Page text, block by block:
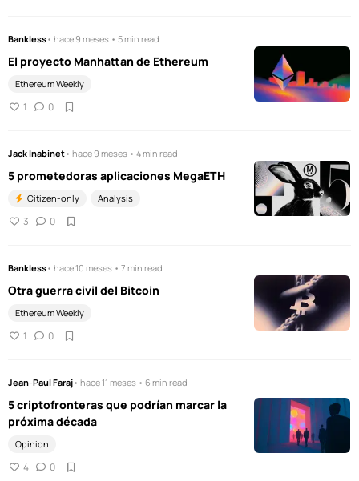
Bankless• hace 9 meses • 5 min read
El proyecto Manhattan de Ethereum
Ethereum Weekly
1 0
Jack Inabinet• hace 9 meses • 4 min read
5 prometedoras aplicaciones MegaETH
Citizen-only Analysis
3 0
Bankless• hace 10 meses • 7 min read
Otra guerra civil del Bitcoin
Ethereum Weekly
1 0
Jean-Paul Faraj• hace 11 meses • 6 min read
5 criptofronteras que podrían marcar la
próxima década
Opinion
4 0